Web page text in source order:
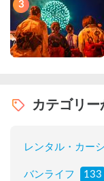
3
カテゴリー
レンタル・カー
バンライフ 133